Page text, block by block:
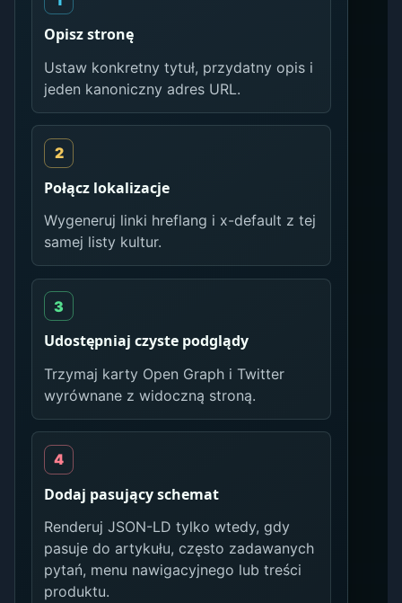
Opisz stronę
Ustaw konkretny tytuł, przydatny opis i
jeden kanoniczny adres URL.
Połącz lokalizacje
Wygeneruj linki hreflang i x-default z tej
samej listy kultur.
Udostępniaj czyste podglądy
Trzymaj karty Open Graph i Twitter
wyrównane z widoczną stroną.
Dodaj pasujący schemat
Renderuj JSON-LD tylko wtedy, gdy
pasuje do artykułu, często zadawanych
pytań, menu nawigacyjnego lub treści
produktu.